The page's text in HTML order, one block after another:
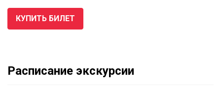
КУПИТЬ БИЛЕТ
Расписание экскурсии